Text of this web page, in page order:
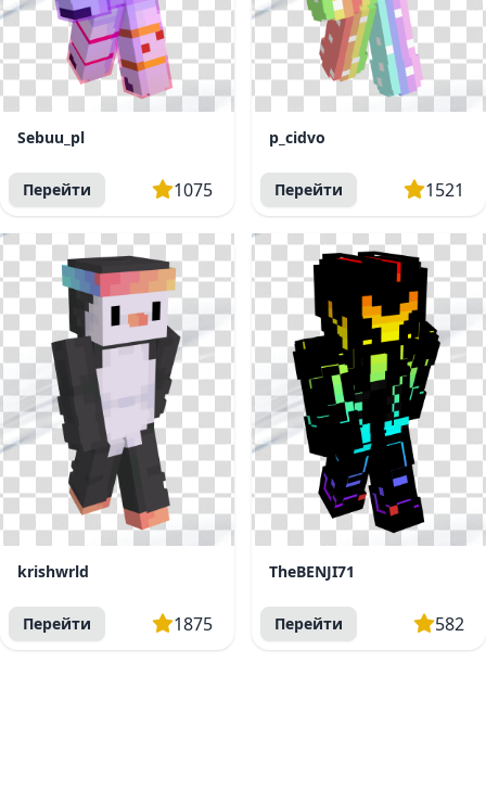
Sebuu_pl
Перейти 1075
p_cidvo
Перейти 1521
krishwrld
Перейти 1875
TheBENJI71
Перейти 582